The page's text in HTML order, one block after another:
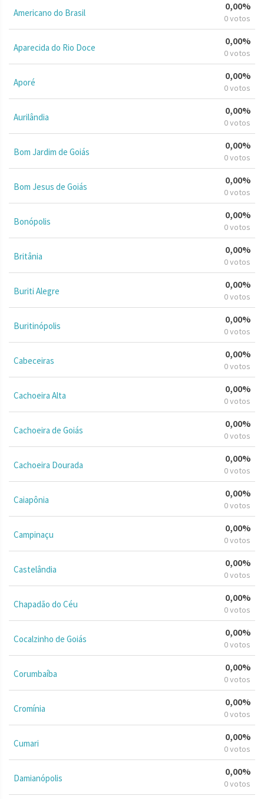
Americano do Brasil
0,00%
0 votos
Aparecida do Rio Doce
0,00%
0 votos
Aporé
0,00%
0 votos
Aurilândia
0,00%
0 votos
Bom Jardim de Goiás
0,00%
0 votos
Bom Jesus de Goiás
0,00%
0 votos
Bonópolis
0,00%
0 votos
Britânia
0,00%
0 votos
Buriti Alegre
0,00%
0 votos
Buritinópolis
0,00%
0 votos
Cabeceiras
0,00%
0 votos
Cachoeira Alta
0,00%
0 votos
Cachoeira de Goiás
0,00%
0 votos
Cachoeira Dourada
0,00%
0 votos
Caiapônia
0,00%
0 votos
Campinaçu
0,00%
0 votos
Castelândia
0,00%
0 votos
Chapadão do Céu
0,00%
0 votos
Cocalzinho de Goiás
0,00%
0 votos
Corumbaíba
0,00%
0 votos
Cromínia
0,00%
0 votos
Cumari
0,00%
0 votos
Damianópolis
0,00%
0 votos